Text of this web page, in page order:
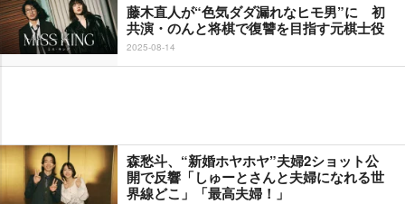
藤木直人が“色気ダダ漏れなヒモ男”に 初
共演・のんと将棋で復讐を目指す元棋士役
2025-08-14
森愁斗、“新婚ホヤホヤ”夫婦2ショット公
開で反響「しゅーとさんと夫婦になれる世
界線どこ」「最高夫婦！」